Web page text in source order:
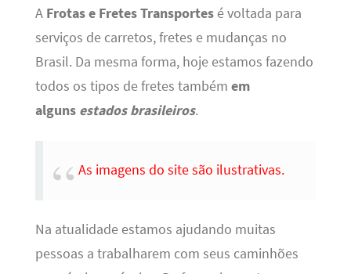
AFrotas e Fretes Transportesé voltada para
serviços de carretos, fretes e mudanças no
Brasil. Da mesma forma, hoje estamos fazendo
todos os tipos de fretes também em
alguns estados brasileiros.
As imagens do site são ilustrativas.
Na atualidade estamos ajudando muitas
pessoas a trabalharem com seus caminhões